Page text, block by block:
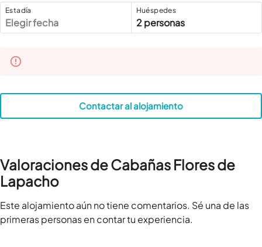
Estadía
Elegir fecha
Huéspedes
2 personas
Contactar al alojamiento
Valoraciones de Cabañas Flores de
Lapacho
Este alojamiento aún no tiene comentarios. Sé una de las
primeras personas en contar tu experiencia.